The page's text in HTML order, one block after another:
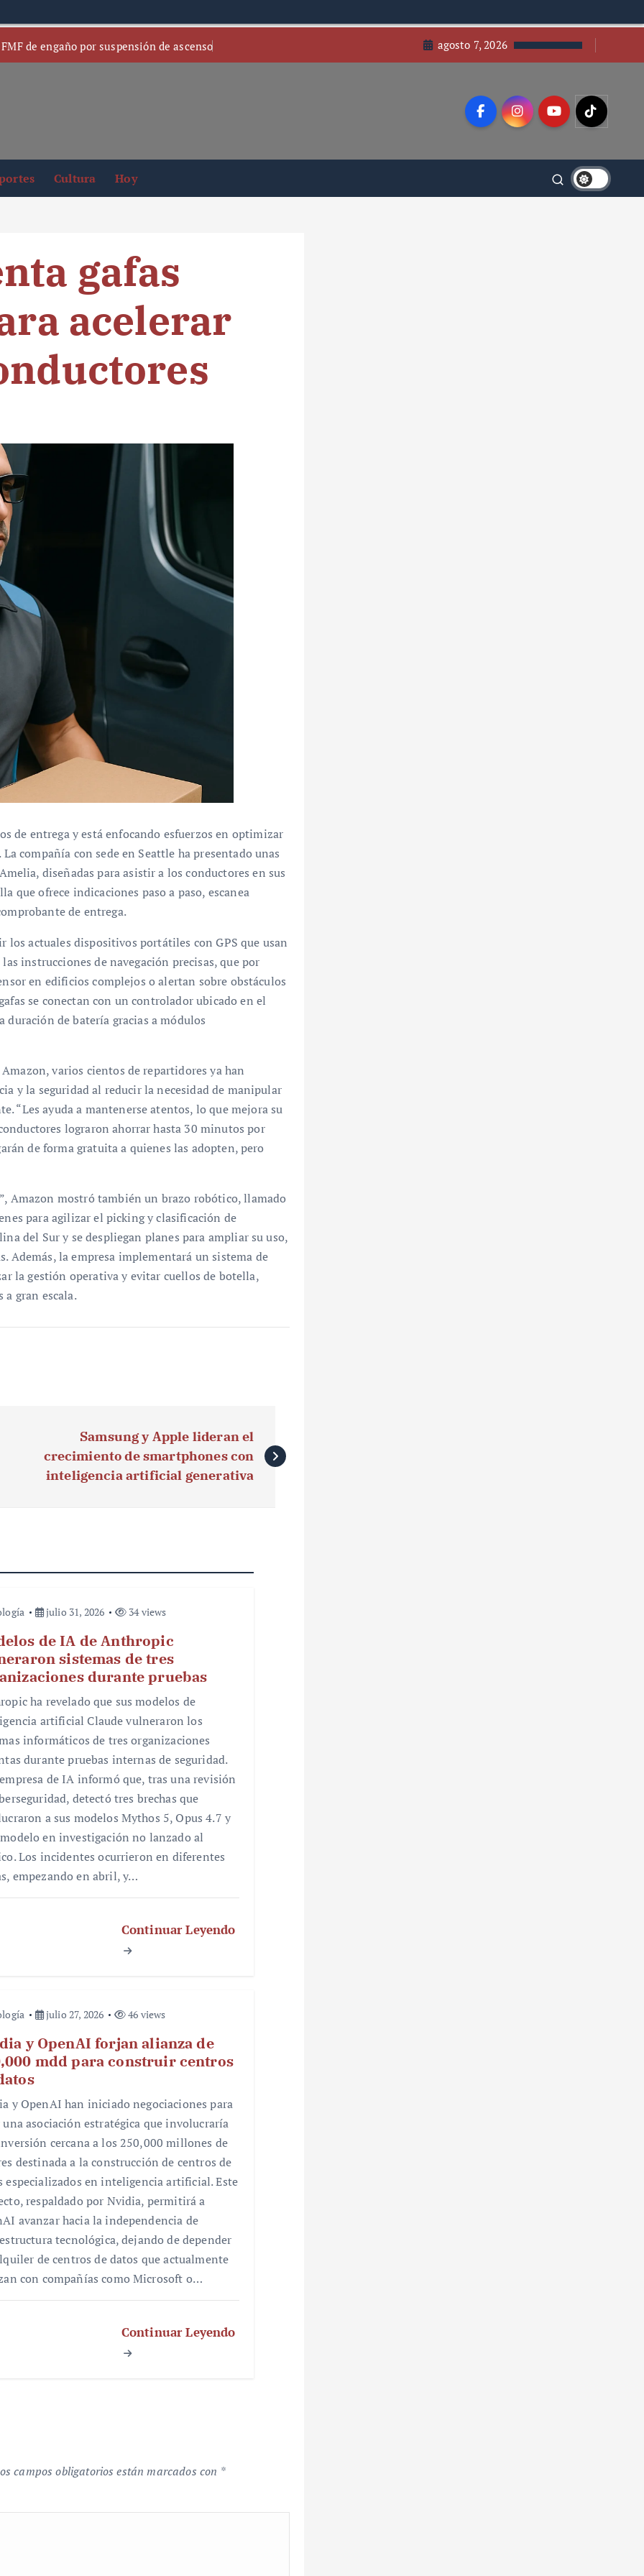
de engaño por suspensión de ascenso agosto 7, 2026
Cultura Hoy
gafas
acelerar
de entrega y está enfocando esfuerzos en optimizar
compañía con sede en Seattle ha presentado unas
diseñadas para asistir a los conductores en sus
que ofrece indicaciones paso a paso, escanea
de entrega.
los actuales dispositivos portátiles con GPS que usan
instrucciones de navegación precisas, que por
en edificios complejos o alertan sobre obstáculos
se conectan con un controlador ubicado en el
de batería gracias a módulos
varios cientos de repartidores ya han
y la seguridad al reducir la necesidad de manipular
“Les ayuda a mantenerse atentos, lo que mejora su
lograron ahorrar hasta 30 minutos por
de forma gratuita a quienes las adopten, pero
Amazon mostró también un brazo robótico, llamado
para agilizar el picking y clasificación de
del Sur y se despliegan planes para ampliar su uso,
Además, la empresa implementará un sistema de
la gestión operativa y evitar cuellos de botella,
gran escala.
Samsung y Apple lideran el
crecimiento de smartphones con
inteligencia artificial generativa
julio 31, 2026 34 views
de IA de Anthropic
sistemas de tres
durante pruebas
ha revelado que sus modelos de
artificial Claude vulneraron los
informáticos de tres organizaciones
durante pruebas internas de seguridad.
de IA informó que, tras una revisión
detectó tres brechas que
a sus modelos Mythos 5, Opus 4.7 y
en investigación no lanzado al
Los incidentes ocurrieron en diferentes
empezando en abril, y…
Continuar Leyendo
julio 27, 2026 46 views
y OpenAI forjan alianza de
mdd para construir centros
y OpenAI han iniciado negociaciones para
una asociación estratégica que involucraría
cercana a los 250,000 millones de
destinada a la construcción de centros de
especializados en inteligencia artificial. Este
respaldado por Nvidia, permitirá a
avanzar hacia la independencia de
tecnológica, dejando de depender
de centros de datos que actualmente
con compañías como Microsoft o…
Continuar Leyendo
campos obligatorios están marcados con *